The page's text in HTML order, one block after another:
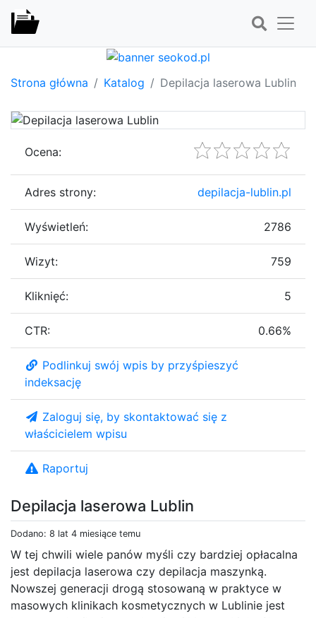
Strona główna Katalog Depilacja laserowa Lublin
Depilacja laserowa Lublin
Dodano: 8 lat 4 miesiące temu
W tej chwili wiele panów myśli czy bardziej opłacalna
jest depilacja laserowa czy depilacja maszynką.
Nowszej generacji drogą stosowaną w praktyce w
masowych klinikach kosmetycznych w Lublinie jest
Ocena:
Adres strony: depilacja-lublin.pl
Wyświetleń: 2786
Wizyt: 759
Kliknięć: 5
CTR: 0.66%
Podlinkuj swój wpis by przyśpieszyć
indeksację
Zaloguj się, by skontaktować się z
właścicielem wpisu
Raportuj